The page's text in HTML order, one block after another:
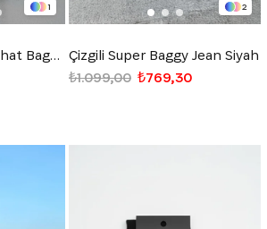
1
Old Money Extra Rahat Baggy Fit Kumaş Pantolon Siyah
2
Çizgili Super Baggy Jean Siyah
₺769,30
₺1.099,00